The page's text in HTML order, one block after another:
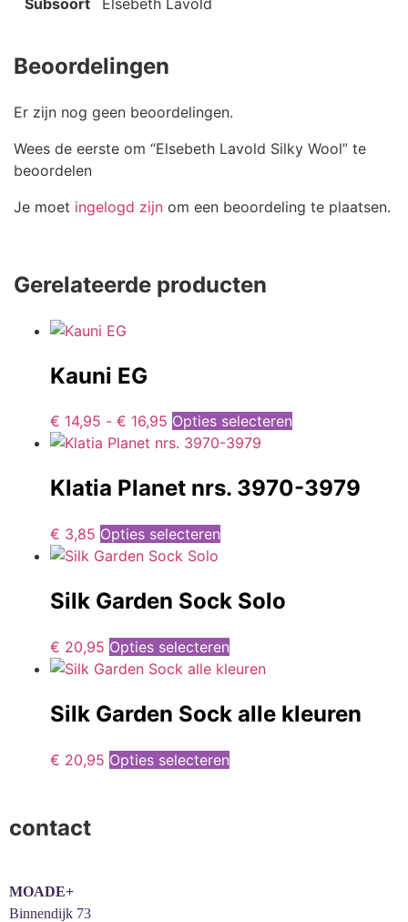
Beoordelingen
Er zijn nog geen beoordelingen.
Wees de eerste om “Elsebeth Lavold Silky Wool” te
beoordelen
Je moet ingelogd zijn om een beoordeling te plaatsen.
Gerelateerde producten
Kauni EG
€ 14,95 - € 16,95 Opties selecteren
Klatia Planet nrs. 3970-3979
€ 3,85 Opties selecteren
Silk Garden Sock Solo
€ 20,95 Opties selecteren
Silk Garden Sock alle kleuren
€ 20,95 Opties selecteren
contact
MOADE+
Binnendijk 73